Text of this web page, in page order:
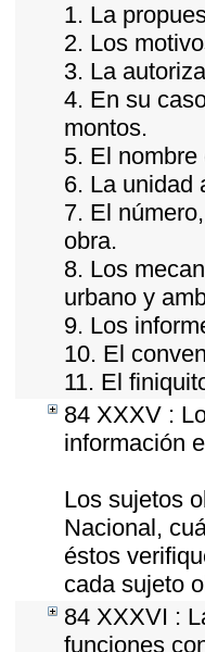
1. La
2. Los
3. La
4. En su
montos.
5. El
6. La unidad
7. El
obra.
8. Los
urbano y
9. Los
10. El
11. El
84 XXXV :
información
Los sujetos
Nacional,
éstos
cada sujeto
84 XXXVI :
funciones